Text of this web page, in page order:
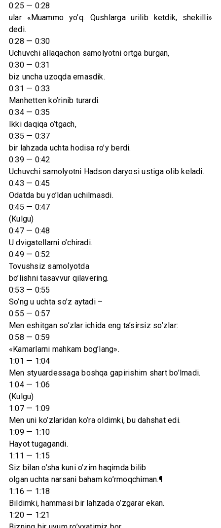
0:25 — 0:28
ular «Muammo yo’q. Qushlarga urilib ketdik, shekilli»
dedi.
0:28 — 0:30
Uchuvchi allaqachon samolyotni ortga burgan,
0:30 — 0:31
biz uncha uzoqda emasdik.
0:31 — 0:33
Manhetten ko’rinib turardi.
0:34 — 0:35
Ikki daqiqa o’tgach,
0:35 — 0:37
bir lahzada uchta hodisa ro’y berdi.
0:39 — 0:42
Uchuvchi samolyotni Hadson daryosi ustiga olib keladi.
0:43 — 0:45
Odatda bu yo’ldan uchilmasdi.
0:45 — 0:47
(Kulgu)
0:47 — 0:48
U dvigatellarni o’chiradi.
0:49 — 0:52
Tovushsiz samolyotda
bo’lishni tasavvur qilavering.
0:53 — 0:55
So’ng u uchta so’z aytadi –
0:55 — 0:57
Men eshitgan so’zlar ichida eng ta’sirsiz so’zlar:
0:58 — 0:59
«Kamarlarni mahkam bog’lang».
1:01 — 1:04
Men styuardessaga boshqa gapirishim shart bo’lmadi.
1:04 — 1:06
(Kulgu)
1:07 — 1:09
Men uni ko’zlaridan ko’ra oldimki, bu dahshat edi.
1:09 — 1:10
Hayot tugagandi.
1:11 — 1:15
Siz bilan o’sha kuni o’zim haqimda bilib
olgan uchta narsani baham ko’rmoqchiman.¶
1:16 — 1:18
Bildimki, hammasi bir lahzada o’zgarar ekan.
1:20 — 1:21